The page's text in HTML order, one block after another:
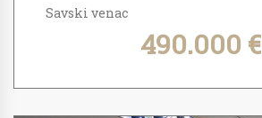
Savski venac
490.000 €